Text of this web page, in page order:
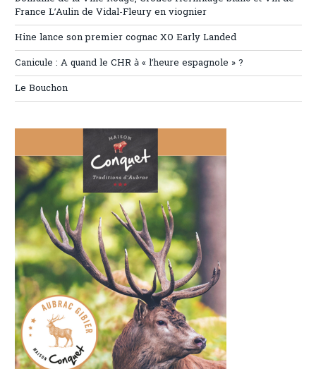
France L’Aulin de Vidal-Fleury en viognier
Hine lance son premier cognac XO Early Landed
Canicule : A quand le CHR à « l’heure espagnole » ?
Le Bouchon